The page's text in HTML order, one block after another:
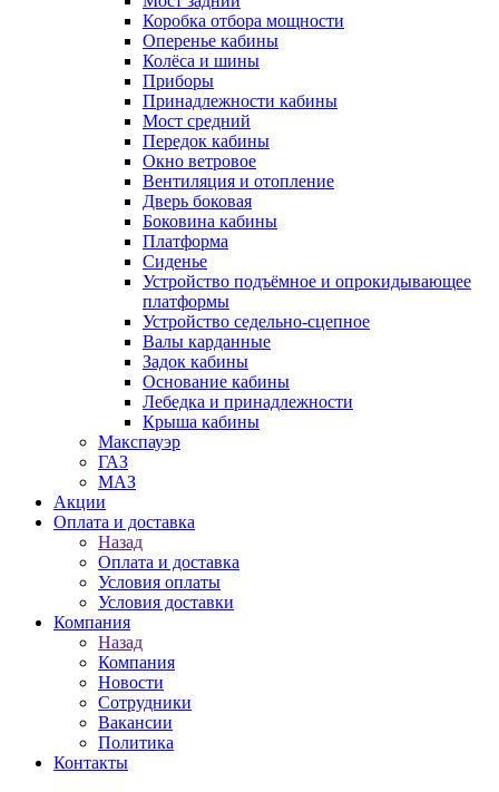
Коробка отбора мощности
Оперенье кабины
Колёса и шины
Приборы
Принадлежности кабины
Мост средний
Передок кабины
Окно ветровое
Вентиляция и отопление
Дверь боковая
Боковина кабины
Платформа
Сиденье
Устройство подъёмное и опрокидывающее
платформы
Устройство седельно-сцепное
Валы карданные
Задок кабины
Основание кабины
Лебедка и принадлежности
Крыша кабины
Макспауэр
ГАЗ
МАЗ
Акции
Оплата и доставка
Назад
Оплата и доставка
Условия оплаты
Условия доставки
Компания
Назад
Компания
Новости
Сотрудники
Вакансии
Политика
Контакты